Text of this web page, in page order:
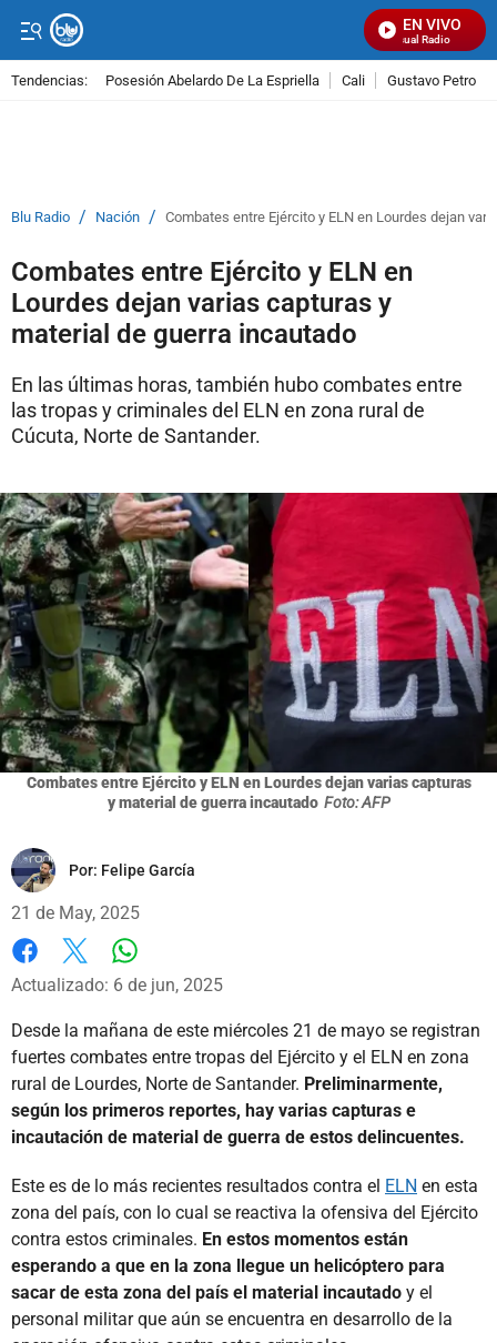
EN VIVO
Señal Visual Radio
Tendencias: Posesión Abelardo De La Espriella Cali Gustavo Petro
Blu Radio / Nación / Combates entre Ejército y ELN en Lourdes dejan
Combates entre Ejército y ELN en
Lourdes dejan varias capturas y
material de guerra incautado
En las últimas horas, también hubo combates entre
las tropas y criminales del ELN en zona rural de
Cúcuta, Norte de Santander.
Combates entre Ejército y ELN en Lourdes dejan varias capturas
y material de guerra incautado Foto: AFP
Por: Felipe García
21 de May, 2025
Facebook
X
Actualizado: 6 de jun, 2025
Desde la mañana de este miércoles 21 de mayo se registran
fuertes combates entre tropas del Ejército y el ELN en zona
rural de Lourdes, Norte de Santander. Preliminarmente,
según los primeros reportes, hay varias capturas e
incautación de material de guerra de estos delincuentes.
Este es de lo más recientes resultados contra el ELN en esta
zona del país, con lo cual se reactiva la ofensiva del Ejército
contra estos criminales. En estos momentos están
esperando a que en la zona llegue un helicóptero para
sacar de esta zona del país el material incautado y el
personal militar que aún se encuentra en desarrollo de la